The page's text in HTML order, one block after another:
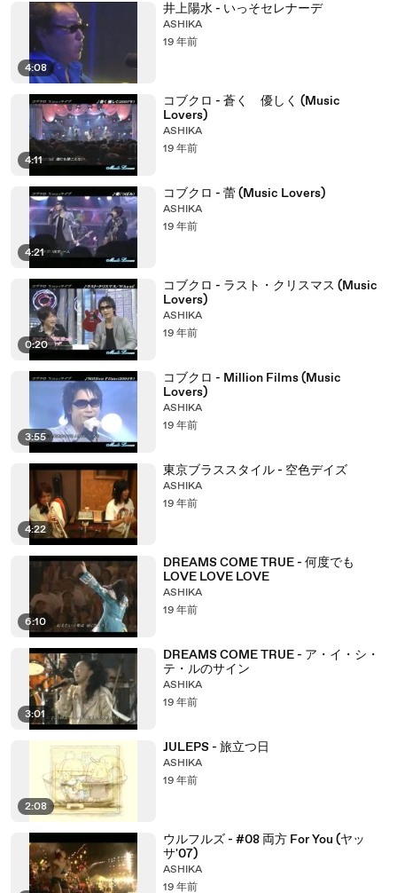
4:08
井上陽水 - いっそセレナーデ
ASHIKA
19 年前
4:11
コブクロ - 蒼く 優しく (Music
Lovers)
ASHIKA
19 年前
4:21
コブクロ - 蕾 (Music Lovers)
ASHIKA
19 年前
0:20
コブクロ - ラスト・クリスマス (Music
Lovers)
ASHIKA
19 年前
3:55
コブクロ - Million Films (Music
Lovers)
ASHIKA
19 年前
4:22
東京ブラススタイル - 空色デイズ
ASHIKA
19 年前
6:10
DREAMS COME TRUE - 何度でも
LOVE LOVE LOVE
ASHIKA
19 年前
3:01
DREAMS COME TRUE - ア・イ・シ・
テ・ルのサイン
ASHIKA
19 年前
2:08
JULEPS - 旅立つ日
ASHIKA
19 年前
ウルフルズ - #08 両方 For You (ヤッ
サ'07)
ASHIKA
19 年前